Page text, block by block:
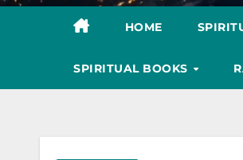
HOME
SPIRITUAL BOOKS